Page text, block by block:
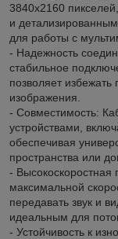
3840x2160
и
для работы с
- Надежность
стабильное
позволяет
изображения.
- Совместимость:
устройствами,
обеспечивая
пространства или
-
максимальной
передавать звук и
идеальным для
- Устойчивость к